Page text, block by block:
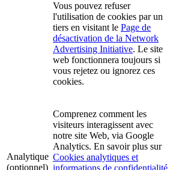
Vous pouvez refuser
l'utilisation de cookies par un
tiers en visitant le Page de
désactivation de la Network
Advertising Initiative. Le site
web fonctionnera toujours si
vous rejetez ou ignorez ces
cookies.
Analytique
(optionnel)
Comprenez comment les
visiteurs interagissent avec
notre site Web, via Google
Analytics. En savoir plus sur
Cookies analytiques et
informations de confidentialité.